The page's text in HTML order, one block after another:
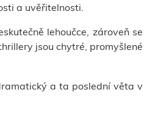
a uvěřitelnosti.
lehoučce, zároveň se
jsou chytré, promyšlené
a ta poslední věta v